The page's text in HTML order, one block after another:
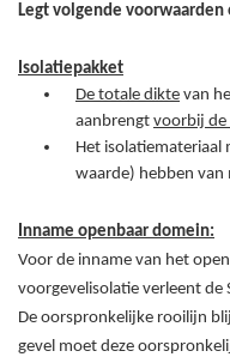
Legt volgende voorwaarden
Isolatiepakket
De totale diktevan
aanbrengt voorbij de
Het isolatiemateriaal
waarde) hebben van
Inname openbaar domein:
Voor de inname van het
voorgevelisolatie verleent de
De oorspronkelijke rooilijn
gevel moet deze